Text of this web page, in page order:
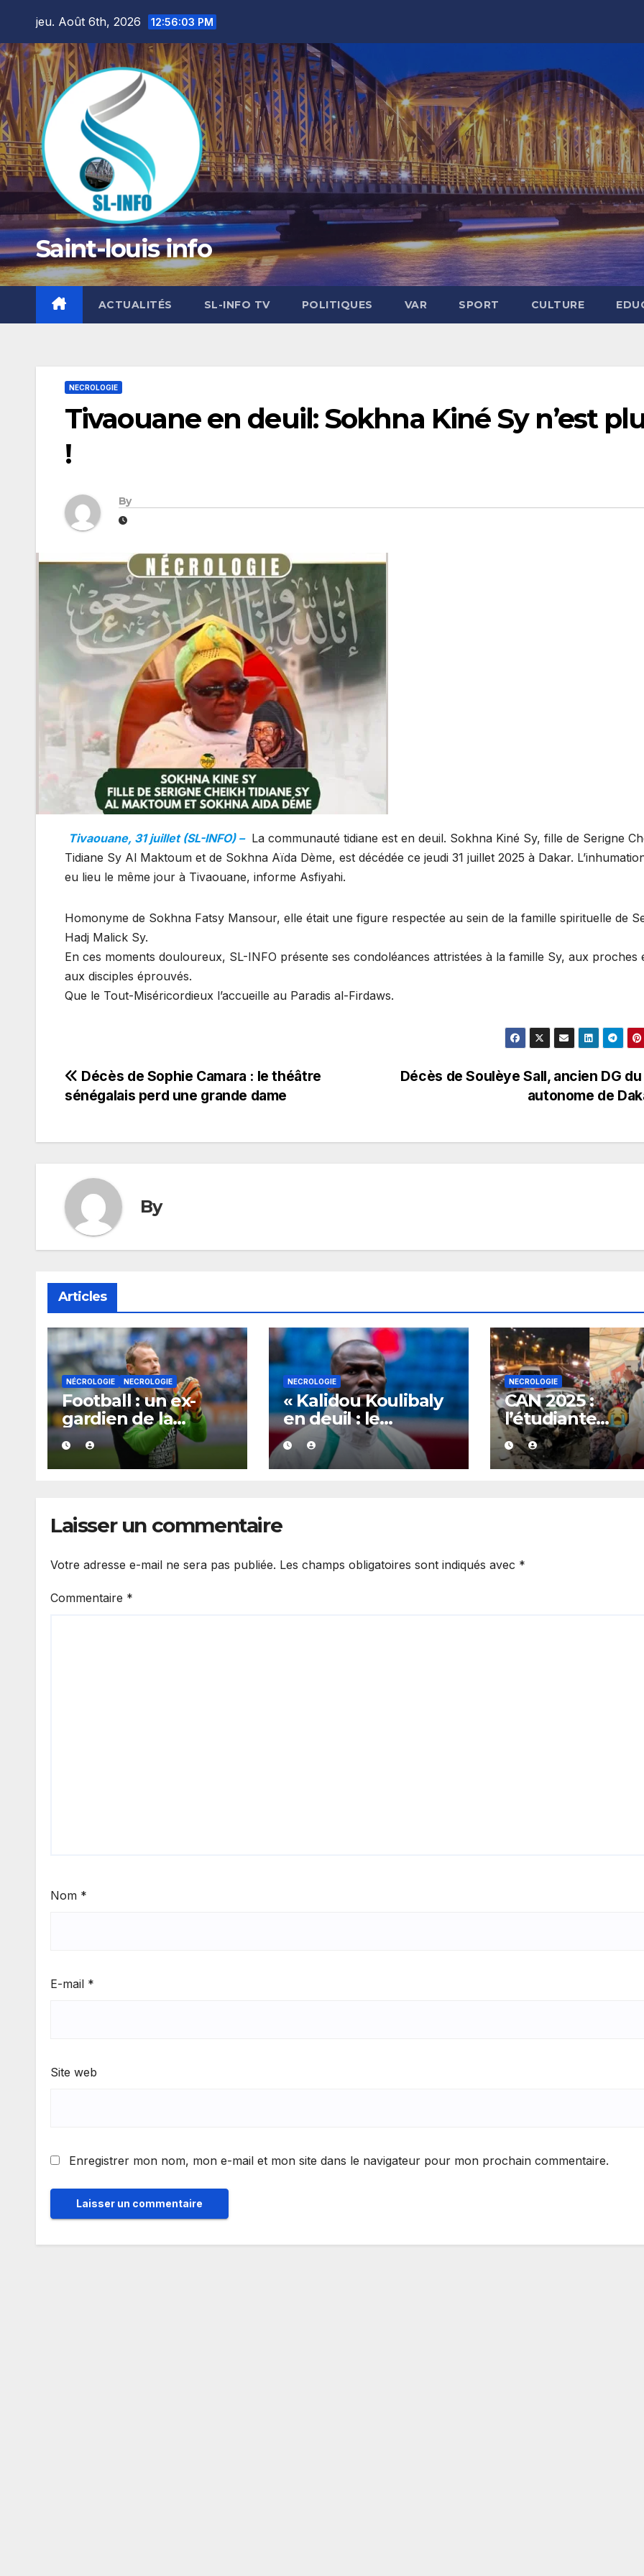
content
jeu. Août 6th, 2026 12:56:04 PM
Saint-louis info
ACTUALITÉS SL-INFO TV POLITIQUES VAR SPORT CULTURE
NECROLOGIE
Tivaouane en deuil: Sokhna Kiné Sy n’est
!
By
Tivaouane, 31 juillet (SL-INFO) – La communauté tidiane est en deuil. Sokhna Kiné Sy, fille de Serigne
Tidiane Sy Al Maktoum et de Sokhna Aïda Dème, est décédée ce jeudi 31 juillet 2025 à Dakar.
eu lieu le même jour à Tivaouane, informe Asfiyahi.
Homonyme de Sokhna Fatsy Mansour, elle était une figure respectée au sein de la famille spirituelle de
Hadj Malick Sy.
En ces moments douloureux, SL-INFO présente ses condoléances attristées à la famille Sy, aux proches
aux disciples éprouvés.
Que le Tout-Miséricordieux l’accueille au Paradis al-Firdaws.
Navigation
l’article
Décès de Soulèye Sall, ancien DG
autonome de
Décès de Sophie Camara : le théâtre
sénégalais perd une grande dame
By
Articles
NÉCROLOGIE NECROLOGIE
Football : un ex-
gardien de la
Juventus et de
Liverpool est
décédé
NECROLOGIE
« Kalidou Koulibaly
en deuil : le
capitaine des Lions
pleure la perte de
son père. »
NECROLOGIE
CAN 2025 :
l’étudiante
sénégalaise
décédée dans
accident au
Laisser un commentaire
Votre adresse e-mail ne sera pas publiée. Les champs obligatoires sont indiqués avec *
Commentaire *
Nom *
E-mail *
Site web
Enregistrer mon nom, mon e-mail et mon site dans le navigateur pour mon prochain commentaire.